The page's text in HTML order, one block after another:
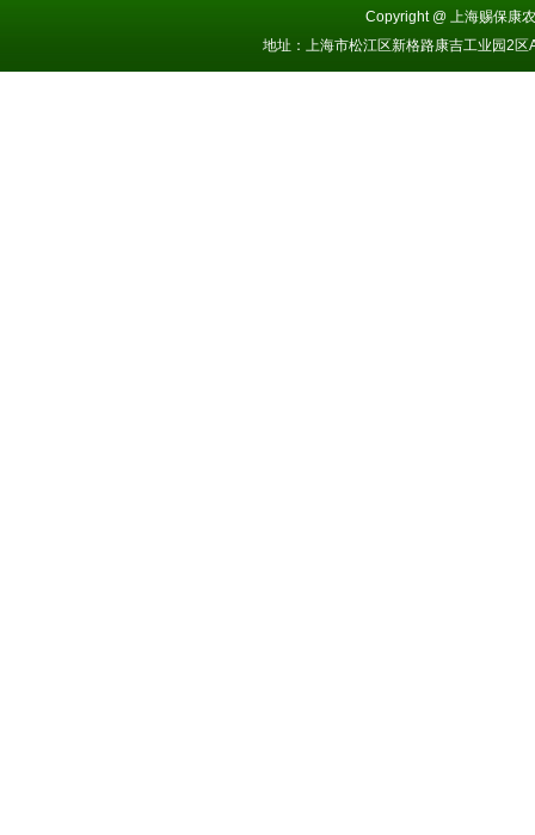
Copyright @ 上海赐保康
地址：上海市松江区新格路康吉工业园2